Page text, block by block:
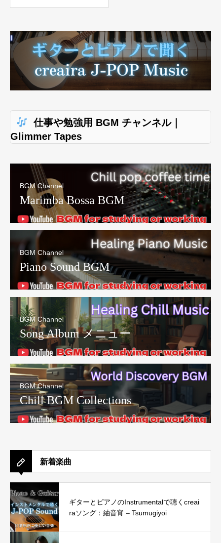
仕事や勉強用 BGM チャンネル｜
Glimmer Tapes
BGM Channel
Marimba Bossa BGM
BGM Channel
Piano Sound BGM
BGM Channel
Song Album メニュー
BGM Channel
Chill BGM Collections
新着楽曲
ギターとピアノのInstrumentalで聴くcreai
raソング：紬音宵 – Tsumugiyoi